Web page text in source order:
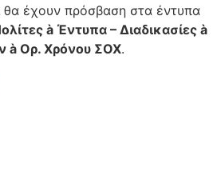
έχουν πρόσβαση στα έντυπα
à Έντυπα – Διαδικασίες à
à Ορ. Χρόνου ΣΟΧ.
Λώλος